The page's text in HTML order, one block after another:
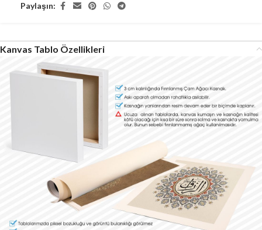
Paylaşın:
Kanvas Tablo Özellikleri